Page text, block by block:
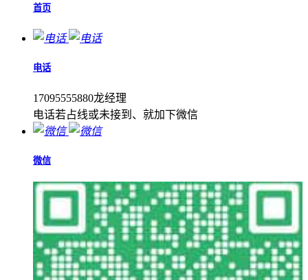
首页
电话
17095555880龙经理
电话若占线或未接到、就加下微信
微信